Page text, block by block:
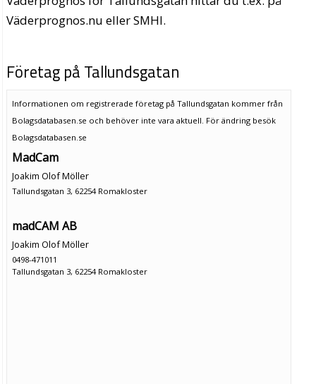
Väderprognos.nu eller SMHI.
Företag på Tallundsgatan
Informationen om registrerade företag på Tallundsgatan kommer från
Bolagsdatabasen.se och behöver inte vara aktuell. För ändring besök
Bolagsdatabasen.se
MadCam
Joakim Olof Möller
Tallundsgatan 3, 62254 Romakloster
madCAM AB
Joakim Olof Möller
0498-471011
Tallundsgatan 3, 62254 Romakloster